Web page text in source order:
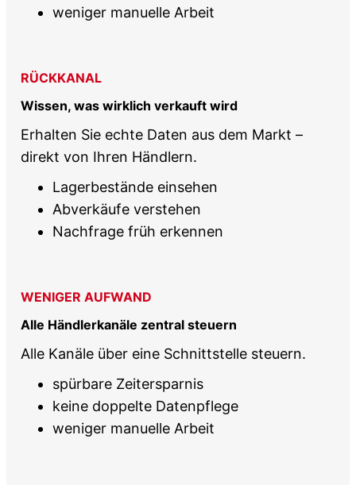
weniger manuelle Arbeit
RÜCKKANAL
Wissen, was wirklich verkauft wird
Erhalten Sie echte Daten aus dem Markt –
direkt von Ihren Händlern.
Lagerbestände einsehen
Abverkäufe verstehen
Nachfrage früh erkennen
WENIGER AUFWAND
Alle Händlerkanäle zentral steuern
Alle Kanäle über eine Schnittstelle steuern.
spürbare Zeitersparnis
keine doppelte Datenpflege
weniger manuelle Arbeit